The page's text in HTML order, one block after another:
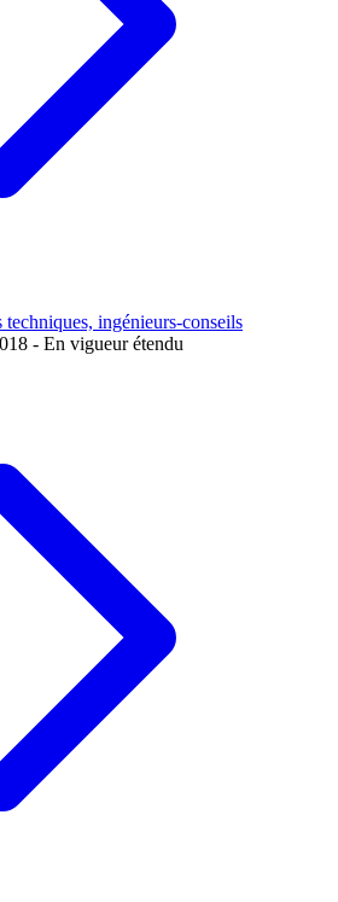
ingénieurs-conseils
- En vigueur étendu